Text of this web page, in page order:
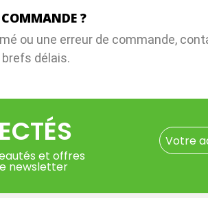
?
ou une erreur de commande,
délais.
et offres
newsletter